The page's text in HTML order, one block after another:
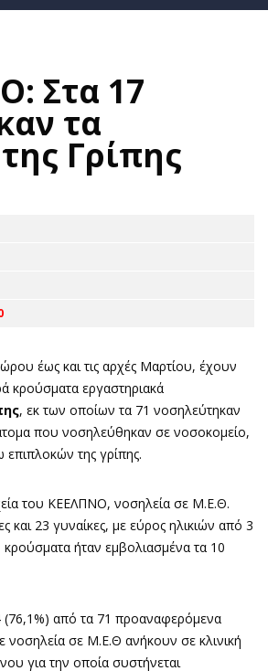
Στα 17
τα
Γρίπης
έως και τις αρχές Μαρτίου, έχουν
κρούσματα εργαστηριακά
, εκ των οποίων τα 71 νοσηλεύτηκαν
που νοσηλεύθηκαν σε νοσοκομείο,
της γρίπης.
του ΚΕΕΛΠΝΟ, νοσηλεία σε Μ.Ε.Θ.
και 23 γυναίκες, με εύρος ηλικιών από 3
ήταν εμβολιασμένα τα 10
(76,1%) από τα 71 προαναφερόμενα
σε Μ.Ε.Θ ανήκουν σε κλινική
για την οποία συστήνεται